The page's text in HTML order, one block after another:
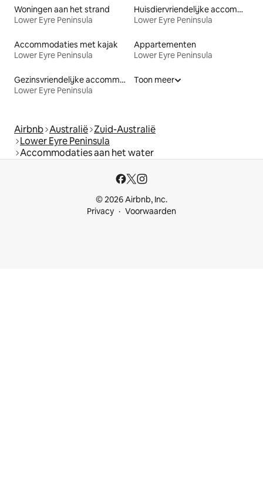
Woningen aan het strand
Lower Eyre Peninsula
Huisdiervriendelijke accommodaties
Lower Eyre Peninsula
Accommodaties met kajak
Lower Eyre Peninsula
Appartementen
Lower Eyre Peninsula
Gezinsvriendelijke accommodaties
Lower Eyre Peninsula
Toon meer
Airbnb Australië Zuid-Australië
Lower Eyre Peninsula
Accommodaties aan het water
© 2026 Airbnb, Inc.
Privacy
Voorwaarden